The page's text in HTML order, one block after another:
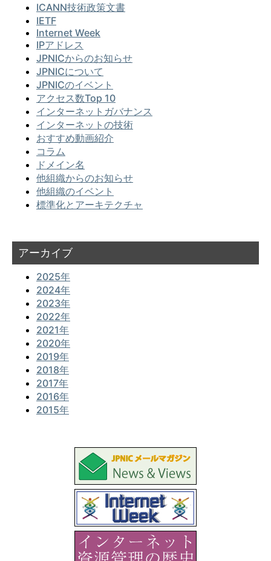
ICANN技術政策文書
IETF
Internet Week
IPアドレス
JPNICからのお知らせ
JPNICについて
JPNICのイベント
アクセス数Top 10
インターネットガバナンス
インターネットの技術
おすすめ動画紹介
コラム
ドメイン名
他組織からのお知らせ
他組織のイベント
標準化とアーキテクチャ
アーカイブ
2025年
2024年
2023年
2022年
2021年
2020年
2019年
2018年
2017年
2016年
2015年